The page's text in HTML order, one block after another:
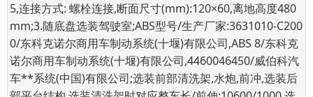
5,连接方式: 螺栓连接,断面尺寸(mm):120×60,离地高度480
mm;3.随底盘选装驾驶室;ABS型号/生产厂家:3631010-C200
0/东科克诺尔商用车制动系统(十堰)有限公司,ABS 8/东科克
诺尔商用车制动系统(十堰)有限公司,4460046450/威伯科汽
车**系统(中国)有限公司;选装前部清洗架,水炮,前冲,选装后